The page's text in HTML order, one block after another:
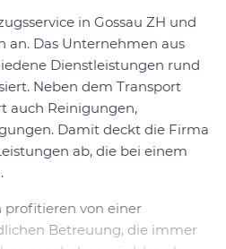
in Gossau ZH und
an. Das Unternehmen aus
Dienstleistungen rund
Neben dem Transport
auch Reinigungen,
Damit deckt die Firma
ab, die bei einem
von einer
Betreuung, die immer